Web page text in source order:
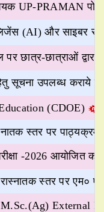
UP-PRAMAN
(AI) और साइबर
पर छात्र-छात्राओं
सूचना उपलब्ध कराये
(CDOE)
स्तर पर
-2026 आयोजित
स्तर पर एम०
External